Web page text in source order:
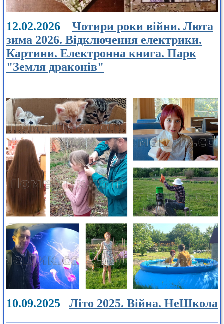
12.02.2026 Чотири роки війни. Люта
зима 2026. Відключення електрики.
Картини. Електронна книга. Парк
"Земля драконів"
10.09.2025 Літо 2025. Війна. НеШкола